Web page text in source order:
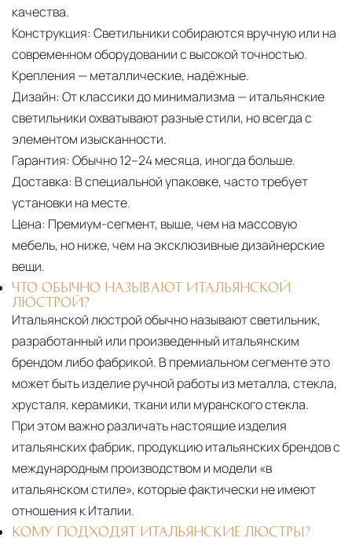
качества.
Конструкция: Светильники собираются вручную или на
современном оборудовании с высокой точностью.
Крепления — металлические, надёжные.
Дизайн: От классики до минимализма — итальянские
светильники охватывают разные стили, но всегда с
элементом изысканности.
Гарантия: Обычно 12–24 месяца, иногда больше.
Доставка: В специальной упаковке, часто требует
установки на месте.
Цена: Премиум-сегмент, выше, чем на массовую
мебель, но ниже, чем на эксклюзивные дизайнерские
вещи.
ЧТО ОБЫЧНО НАЗЫВАЮТ ИТАЛЬЯНСКОЙ
ЛЮСТРОЙ?
Итальянской люстрой обычно называют светильник,
разработанный или произведенный итальянским
брендом либо фабрикой. В премиальном сегменте это
может быть изделие ручной работы из металла, стекла,
хрусталя, керамики, ткани или муранского стекла.
При этом важно различать настоящие изделия
итальянских фабрик, продукцию итальянских брендов с
международным производством и модели «в
итальянском стиле», которые фактически не имеют
отношения к Италии.
КОМУ ПОДХОДЯТ ИТАЛЬЯНСКИЕ ЛЮСТРЫ?